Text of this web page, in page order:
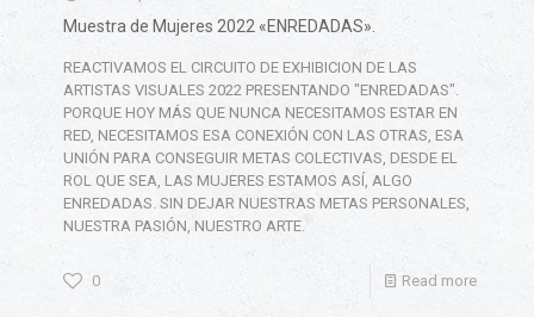
Muestra de Mujeres 2022 «ENREDADAS».
REACTIVAMOS EL CIRCUITO DE EXHIBICION DE LAS
ARTISTAS VISUALES 2022 PRESENTANDO "ENREDADAS".
PORQUE HOY MÁS QUE NUNCA NECESITAMOS ESTAR EN
RED, NECESITAMOS ESA CONEXIÓN CON LAS OTRAS, ESA
UNIÓN PARA CONSEGUIR METAS COLECTIVAS, DESDE EL
ROL QUE SEA, LAS MUJERES ESTAMOS ASÍ, ALGO
ENREDADAS. SIN DEJAR NUESTRAS METAS PERSONALES,
NUESTRA PASIÓN, NUESTRO ARTE.
0 Read more